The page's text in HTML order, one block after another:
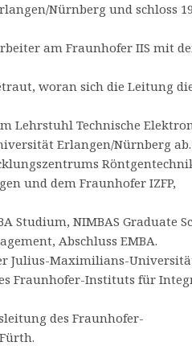
Nürnberg und schloss
am Fraunhofer IIS mit
woran sich die Leitung
Lehrstuhl Technische
Erlangen/Nürnberg ab.
und dem Fraunhofer IZFP,
Studium, NIMBAS Graduate
Abschluss EMBA.
Julius-Maximilians-
Fraunhofer-Instituts für
des Fraunhofer-